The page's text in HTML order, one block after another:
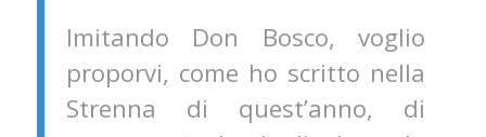
Imitando Don Bosco, voglio
proporvi, come ho scritto nella
Strenna di quest’anno, di